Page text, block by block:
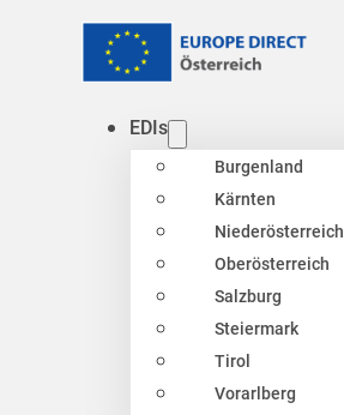
EDIs
Burgenland
Kärnten
Niederösterreich
Oberösterreich
Salzburg
Steiermark
Tirol
Vorarlberg